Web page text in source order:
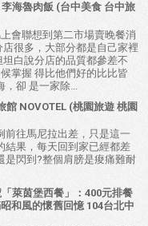
海魯肉飯 (台中美食 台中旅
會聯想到第二市場賣晚餐消
很多，大部分都是自己家裡
白說分店的品質都參差不
掌握 得比他們好的比比皆
卻 是一家除...
NOVOTEL (桃園旅遊 桃園
前往馬尼拉出差，只是這一
結果，每天回到家已經都差
是閃到?整個肩膀是痠痛難耐
萊茵堡西餐」：400元排餐
和風的懷舊回憶 104台北中